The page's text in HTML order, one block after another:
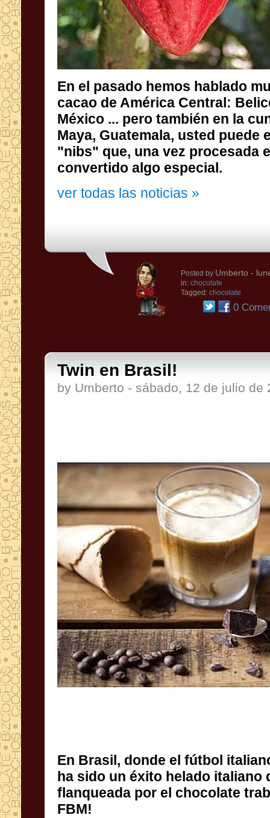
En el pasado hemos hablado
cacao de América Central:
México ... pero también en la
Maya, Guatemala, usted puede
"nibs" que, una vez procesada
convertido algo especial.
ver todas las noticias »
Posted by Umberto -
in: chocolate
Tagged: chocolate
0
Twin en Brasil!
by Umberto - sábado, 12 de julio de
En Brasil, donde el fútbol
ha sido un éxito helado italiano
flanqueada por el chocolate
FBM!